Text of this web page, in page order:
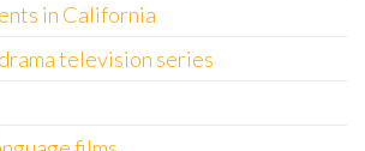
in California
television series